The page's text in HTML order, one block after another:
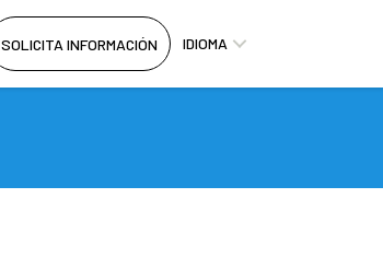
SOLICITA INFORMACIÓN IDIOMA